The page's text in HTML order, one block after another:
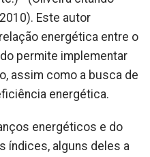
Este autor
energética entre o
permite implementar
assim como a busca de
energética.
energéticos e do
índices, alguns deles a